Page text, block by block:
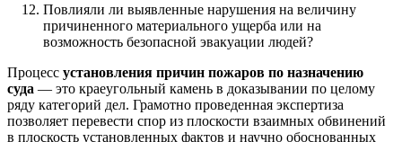
Повлияли ли выявленные нарушения на величину
причиненного материального ущерба или на
возможность безопасной эвакуации людей?
Процесс установления причин пожаров по назначению
суда — это краеугольный камень в доказывании по целому
ряду категорий дел. Грамотно проведенная экспертиза
позволяет перевести спор из плоскости взаимных обвинений
в плоскость установленных фактов и научно обоснованных